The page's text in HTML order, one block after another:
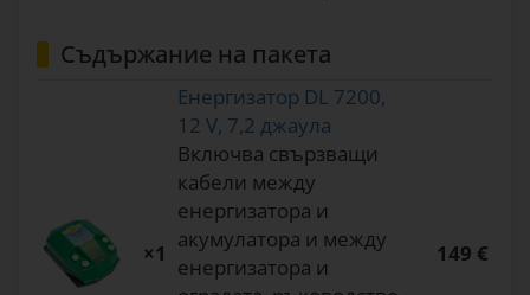
Съдържание на пакета
×1
Енергизатор DL 7200,
12 V, 7,2 джаула
Включва свързващи
кабели между
енергизатора и
акумулатора и между
енергизатора и
149 €